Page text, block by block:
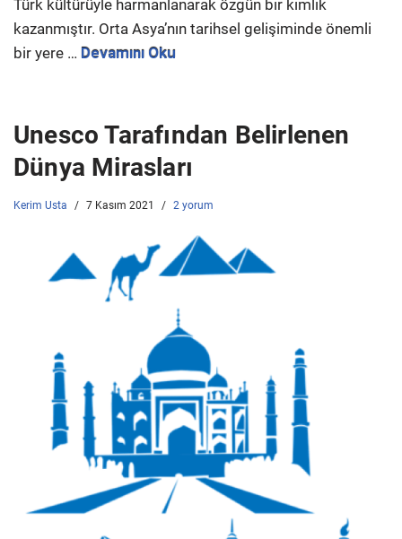
Türk kültürüyle harmanlanarak özgün bir kimlik
kazanmıştır. Orta Asya’nın tarihsel gelişiminde önemli
bir yere … Devamını Oku
Unesco Tarafından Belirlenen
Dünya Mirasları
Kerim Usta 7 Kasım 2021 2 yorum